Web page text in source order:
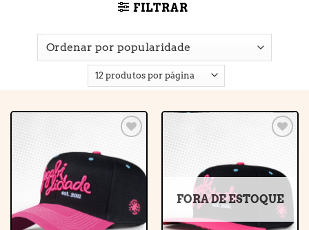
FILTRAR
Adicionar
à lista de
Adicionar
à lista de
FORA DE ESTOQUE